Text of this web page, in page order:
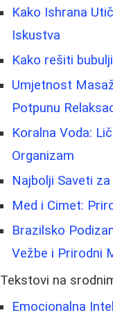
Kako Ishrana
Iskustva
Kako rešiti
Umjetnost
Potpunu
Koralna Voda:
Organizam
Najbolji Saveti
Med i Cimet:
Brazilsko
Vežbe i Prirodni
Tekstovi na
Emocionalna